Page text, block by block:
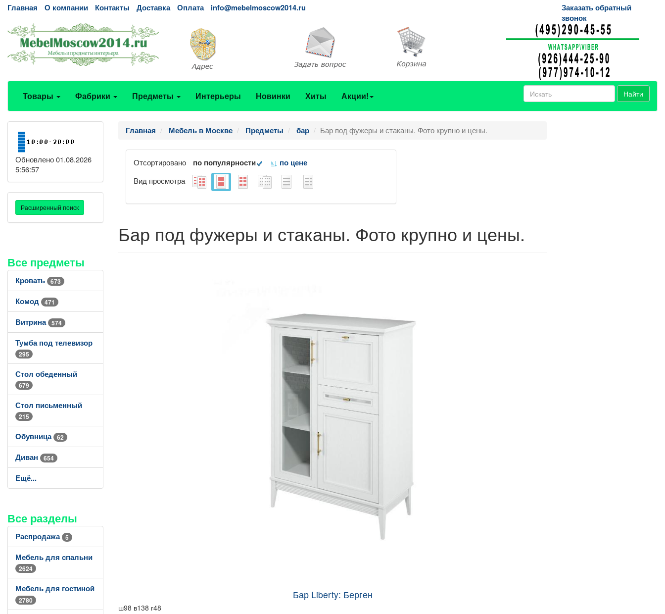
Главная О компании Контакты Доставка Оплата info@mebelmoscow2014.ru
Заказать обратный
звонок
Товары Фабрики Предметы Интерьеры Новинки Хиты Акции! Найти
Обновлено 01.08.2026
5:56:57
Расширенный поиск
Все предметы
Кровать 673
Комод 471
Витрина 574
Тумба под телевизор
295
Стол обеденный
679
Стол письменный
215
Обувница 62
Диван 654
Ещё...
Все разделы
Распродажа 5
Мебель для спальни
2624
Мебель для гостиной
2780
Главная Мебель в Москве Предметы бар Бар под фужеры и стаканы. Фото крупно и цены.
Отсортировано по популярности
по цене
Вид просмотра
Бар под фужеры и стаканы. Фото крупно и цены.
Бар Liberty: Берген
ш98 в138 г48